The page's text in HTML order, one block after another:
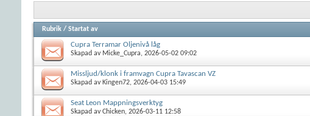
Rubrik / Startat av
Cupra Terramar Oljenivå låg
Skapad av Micke_Cupra, 2026-05-02 09:02
Missljud/klonk i framvagn Cupra Tavascan VZ
Skapad av Kingen72, 2026-04-03 15:49
Seat Leon Mappningsverktyg
Skapad avChicken, 2026-03-11 12:58